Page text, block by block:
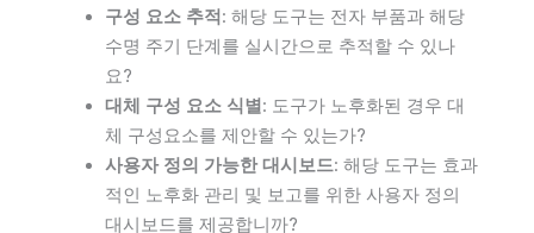
구성 요소 추적 : 해당 도구는 전자 부품과 해당
수명 주기 단계를 실시간으로 추적할 수 있나
요?
대체 구성 요소 식별 : 도구가 노후화된 경우 대
체 구성요소를 제안할 수 있는가?
사용자 정의 가능한 대시보드: 해당 도구는 효과
적인 노후화 관리 및 보고를 위한 사용자 정의
대시보드를 제공합니까?